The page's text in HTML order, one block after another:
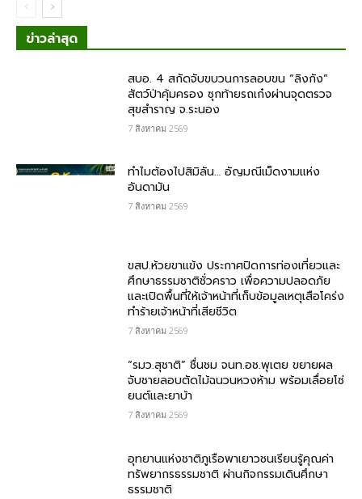
ข่าวล่าสุด
สบอ. 4 สกัดจับขบวนการลอบขน “ลิงกัง”
สัตว์ป่าคุ้มครอง ซุกท้ายรถเก๋งผ่านจุดตรวจ
สุขสำราญ จ.ระนอง
7 สิงหาคม 2569
ทำไมต้องไปสิมิลัน… อัญมณีเม็ดงามแห่ง
อันดามัน
7 สิงหาคม 2569
ขสป.ห้วยขาแข้ง ประกาศปิดการท่องเที่ยวและ
ศึกษาธรรมชาติชั่วคราว เพื่อความปลอดภัย
และเปิดพื้นที่ให้เจ้าหน้าที่เก็บข้อมูลเหตุเสือโคร่ง
ทำร้ายเจ้าหน้าที่เสียชีวิต
7 สิงหาคม 2569
“รมว.สุชาติ” ชื่นชม​ จนท.อช.พุเตย​ ขยายผล
จับชายลอบตัดไม้ฉนวนหวงห้าม พร้อมเลื่อยโซ่
ยนต์และยาบ้า
7 สิงหาคม 2569
อุทยานแห่งชาติภูเรือพาเยาวชนเรียนรู้คุณค่า
ทรัพยากรธรรมชาติ ผ่านกิจกรรมเดินศึกษา
ธรรมชาติ